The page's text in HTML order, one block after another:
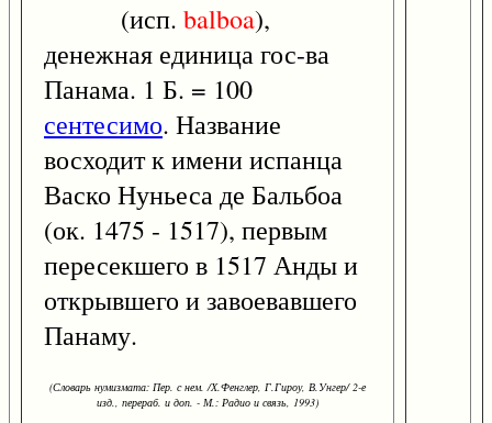
(исп. balboa),
денежная единица гос-ва
Панама. 1 Б. = 100
сентесимо. Название
восходит к имени испанца
Васко Нуньеса де Бальбоа
(ок. 1475 - 1517), первым
пересекшего в 1517 Анды и
открывшего и завоевавшего
Панаму.
(Словарь нумизмата: Пер. с нем. /Х.Фенглер, Г.Гироу, В.Унгер/ 2-е
изд., перераб. и доп. - М.: Радио и связь, 1993)